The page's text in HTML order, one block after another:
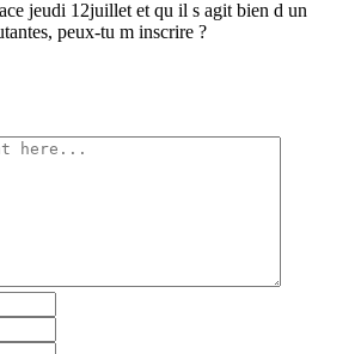
jeudi 12juillet et qu il s agit bien d un
peux-tu m inscrire ?